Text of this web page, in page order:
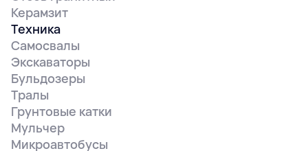
Керамзит
Техника
Самосвалы
Экскаваторы
Бульдозеры
Тралы
Грунтовые катки
Мульчер
Микроавтобусы